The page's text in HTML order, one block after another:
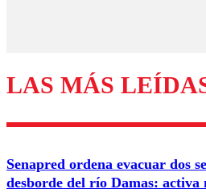
LAS MÁS
Senapred ordena evacuar dos
desborde del río Damas: activa